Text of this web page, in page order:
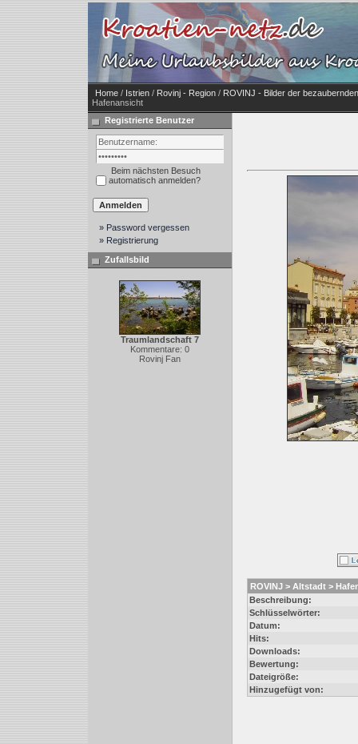
Home / Istrien / Rovinj - Region / ROVINJ - Bilder der
Hafenansicht
Registrierte Benutzer
Beim nächsten Besuch
automatisch anmelden?
» Password vergessen
» Registrierung
Zufallsbild
Traumlandschaft 7
Kommentare: 0
Rovinj Fan
ROVINJ > Altstadt >
Beschreibung:
Schlüsselwörter:
Datum:
Hits:
Downloads:
Bewertung:
Dateigröße:
Hinzugefügt von: